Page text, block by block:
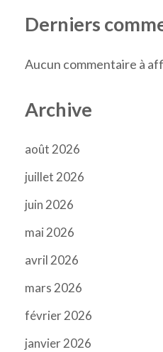
Derniers
Aucun commentaire à
Archive
août 2026
juillet 2026
juin 2026
mai 2026
avril 2026
mars 2026
février 2026
janvier 2026